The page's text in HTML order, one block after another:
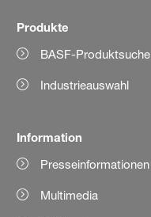
Produkte
BASF-Produktsuche
Industrieauswahl
Information
Presseinformationen
Multimedia